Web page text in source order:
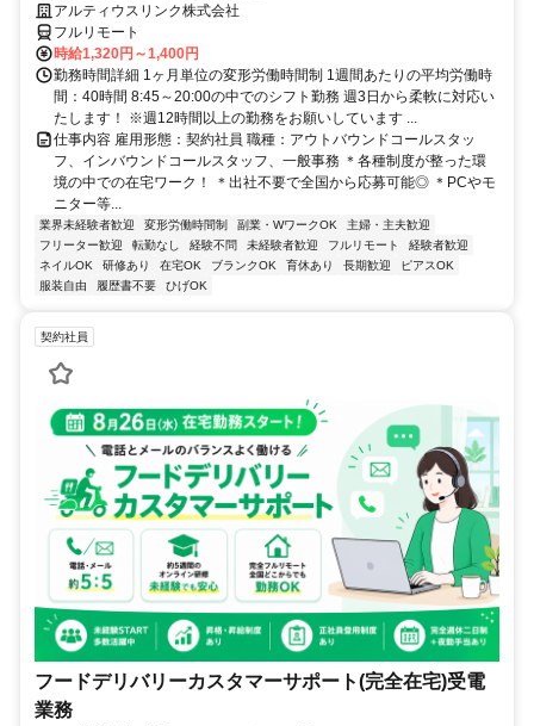
アルティウスリンク株式会社
フルリモート
時給1,320円～1,400円
勤務時間詳細 1ヶ月単位の変形労働時間制 1週間あたりの平均労働時
間：40時間 8:45～20:00の中でのシフト勤務 週3日から柔軟に対応い
たします！ ※週12時間以上の勤務をお願いしています ...
仕事内容 雇用形態：契約社員 職種：アウトバウンドコールスタッ
フ、インバウンドコールスタッフ、一般事務 ＊各種制度が整った環
境の中での在宅ワーク！ ＊出社不要で全国から応募可能◎ ＊PCやモ
ニター等...
業界未経験者歓迎 変形労働時間制 副業・WワークOK
主婦・主夫歓迎
フリーター歓迎
転勤なし 経験不問 未経験者歓迎 フルリモート
経験者歓迎
ネイルOK
研修あり 在宅OK ブランクOK 育休あり 長期歓迎
ピアスOK
服装自由
履歴書不要 ひげOK
契約社員
フードデリバリーカスタマーサポート(完全在宅)受電
業務